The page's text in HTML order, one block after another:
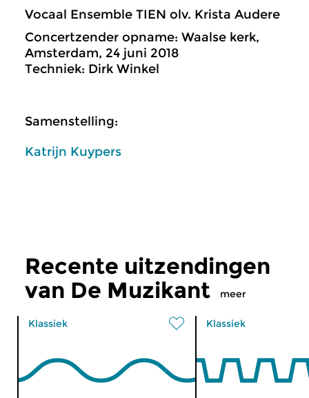
Vocaal Ensemble TIEN olv. Krista Audere
Concertzender opname: Waalse kerk,
Amsterdam, 24 juni 2018
Techniek: Dirk Winkel
Samenstelling:
Katrijn Kuypers
Recente uitzendingen
van De Muzikant
meer
Klassiek Klassiek